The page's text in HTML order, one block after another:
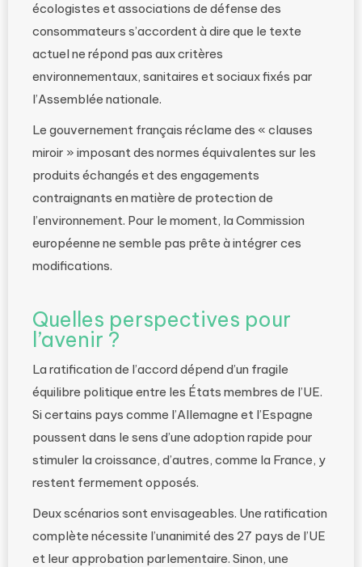
écologistes et associations de défense des
consommateurs s’accordent à dire que le texte
actuel ne répond pas aux critères
environnementaux, sanitaires et sociaux fixés par
l’Assemblée nationale.
Le gouvernement français réclame des « clauses
miroir » imposant des normes équivalentes sur les
produits échangés et des engagements
contraignants en matière de protection de
l’environnement. Pour le moment, la Commission
européenne ne semble pas prête à intégrer ces
modifications.
Quelles perspectives pour
l’avenir ?
La ratification de l’accord dépend d’un fragile
équilibre politique entre les États membres de l’UE.
Si certains pays comme l’Allemagne et l’Espagne
poussent dans le sens d’une adoption rapide pour
stimuler la croissance, d’autres, comme la France, y
restent fermement opposés.
Deux scénarios sont envisageables. Une ratification
complète nécessite l’unanimité des 27 pays de l’UE
et leur approbation parlementaire. Sinon, une